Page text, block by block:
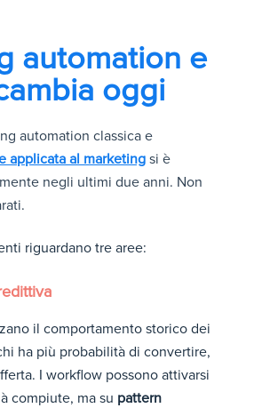
automation e
oggi
automation classica e
applicata al marketing si è
negli ultimi due anni. Non
riguardano tre aree:
il comportamento storico dei
ha più probabilità di convertire,
I workflow possono attivarsi
compiute, ma su pattern